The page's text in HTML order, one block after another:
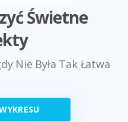
Świetne
Nie Była Tak Łatwa